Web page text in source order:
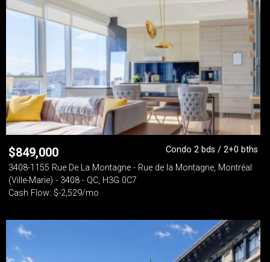
$849,000
Condo 2 bds / 2+0 bths
3408-1155 Rue De La Montagne - Rue de la Montagne, Montréal
(Ville-Marie) - 3408 - QC, H3G 0C7
Cash Flow: $-2,529/mo